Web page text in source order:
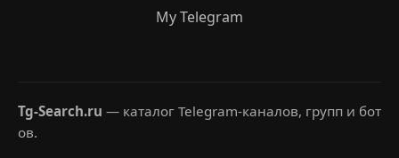
My Telegram
Tg-Search.ru — каталог Telegram-каналов, групп и бот
ов.